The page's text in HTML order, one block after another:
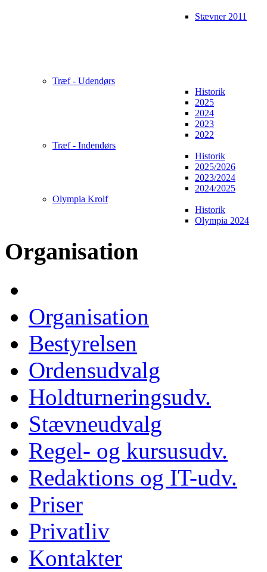
Stævner 2011
Træf - Udendørs
Historik
2025
2024
2023
2022
Træf - Indendørs
Historik
2025/2026
2023/2024
2024/2025
Olympia Krolf
Historik
Olympia 2024
Organisation
Organisation
Bestyrelsen
Ordensudvalg
Holdturneringsudv.
Stævneudvalg
Regel- og kursusudv.
Redaktions og IT-udv.
Priser
Privatliv
Kontakter